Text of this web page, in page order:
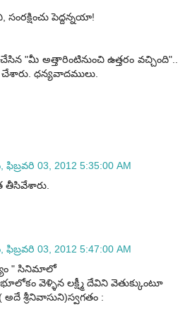
పెద్దన్నయా!
"మీ అత్తారింటినుంచి ఉత్తరం వచ్చింది"..
చేశారు. ధన్యవాదములు.
ఫిబ్రవరి 03, 2012 5:35:00 AM
ఫిబ్రవరి 03, 2012 5:47:00 AM
" సినిమాలో
వెళ్ళిన లక్ష్మీ దేవిని వెతుక్కుంటూ
శ్రీనివాసుని)స్వగతం :